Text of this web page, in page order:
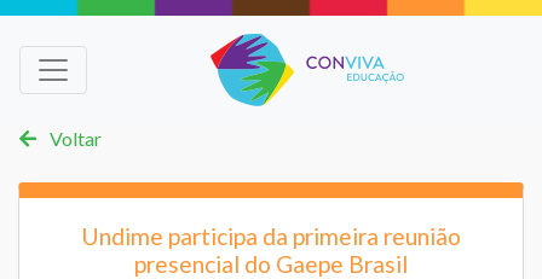
Voltar
Undime participa da primeira reunião
presencial do Gaepe Brasil